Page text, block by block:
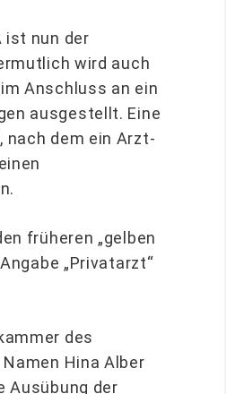
ist nun der
wird auch
Anschluss an ein
ausgestellt. Eine
dem ein Arzt-
früheren „gelben
„Privatarzt“
des
Hina Alber
Ausübung der